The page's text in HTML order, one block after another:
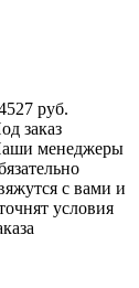
руб.
заказ
менеджеры
с вами и
условия